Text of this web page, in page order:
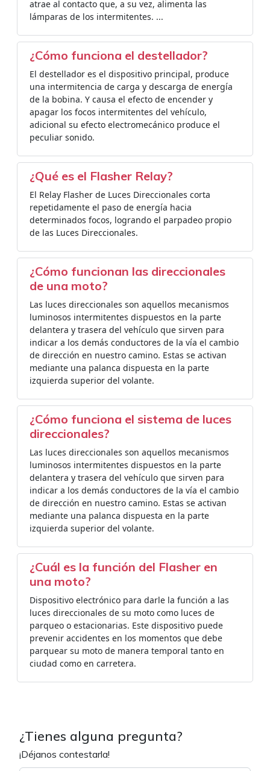
atrae al contacto que, a su vez, alimenta las
lámparas de los intermitentes. ...
¿Cómo funciona el destellador?
El destellador es el dispositivo principal, produce
una intermitencia de carga y descarga de energía
de la bobina. Y causa el efecto de encender y
apagar los focos intermitentes del vehículo,
adicional su efecto electromecánico produce el
peculiar sonido.
¿Qué es el Flasher Relay?
El Relay Flasher de Luces Direccionales corta
repetidamente el paso de energía hacia
determinados focos, logrando el parpadeo propio
de las Luces Direccionales.
¿Cómo funcionan las direccionales
de una moto?
Las luces direccionales son aquellos mecanismos
luminosos intermitentes dispuestos en la parte
delantera y trasera del vehículo que sirven para
indicar a los demás conductores de la vía el cambio
de dirección en nuestro camino. Estas se activan
mediante una palanca dispuesta en la parte
izquierda superior del volante.
¿Cómo funciona el sistema de luces
direccionales?
Las luces direccionales son aquellos mecanismos
luminosos intermitentes dispuestos en la parte
delantera y trasera del vehículo que sirven para
indicar a los demás conductores de la vía el cambio
de dirección en nuestro camino. Estas se activan
mediante una palanca dispuesta en la parte
izquierda superior del volante.
¿Cuál es la función del Flasher en
una moto?
Dispositivo electrónico para darle la función a las
luces direccionales de su moto como luces de
parqueo o estacionarias. Este dispositivo puede
prevenir accidentes en los momentos que debe
parquear su moto de manera temporal tanto en
ciudad como en carretera.
¿Tienes alguna pregunta?
¡Déjanos contestarla!